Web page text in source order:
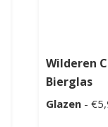
Wilderen
Bierglas
Glazen -